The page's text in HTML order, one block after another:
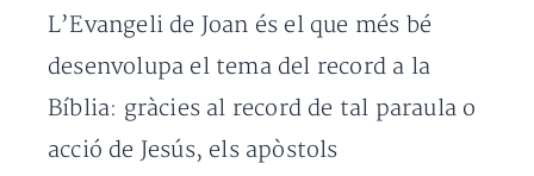
L’Evangeli de Joan és el que més bé
desenvolupa el tema del record a la
Bíblia: gràcies al record de tal paraula o
acció de Jesús, els apòstols